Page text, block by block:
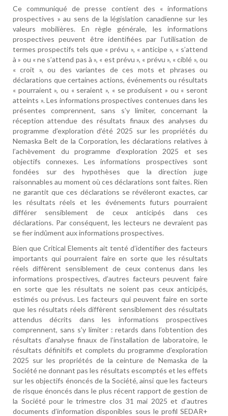
Ce communiqué de presse contient des « informations
prospectives » au sens de la législation canadienne sur les
valeurs mobilières. En règle générale, les informations
prospectives peuvent être identifiées par l’utilisation de
termes prospectifs tels que « prévu », « anticipe », « s’attend
à » ou « ne s’attend pas à », « est prévu », « prévu », « ciblé », ou
« croit », ou des variantes de ces mots et phrases ou
déclarations que certaines actions, événements ou résultats
« pourraient », ou « seraient », « se produisent » ou « seront
atteints ». Les informations prospectives contenues dans les
présentes comprennent, sans s’y limiter, concernant la
réception attendue des résultats finaux des analyses du
programme d’exploration d’été 2025 sur les propriétés du
Nemaska Belt de la Corporation, les déclarations relatives à
l’achèvement du programme d’exploration 2025 et ses
objectifs connexes. Les informations prospectives sont
fondées sur des hypothèses que la direction juge
raisonnables au moment où ces déclarations sont faites. Rien
ne garantit que ces déclarations se révéleront exactes, car
les résultats réels et les événements futurs pourraient
différer sensiblement de ceux anticipés dans ces
déclarations. Par conséquent, les lecteurs ne devraient pas
se fier indûment aux informations prospectives.
Bien que Critical Elements ait tenté d’identifier des facteurs
importants qui pourraient faire en sorte que les résultats
réels diffèrent sensiblement de ceux contenus dans les
informations prospectives, d’autres facteurs peuvent faire
en sorte que les résultats ne soient pas ceux anticipés,
estimés ou prévus. Les facteurs qui peuvent faire en sorte
que les résultats réels diffèrent sensiblement des résultats
attendus décrits dans les informations prospectives
comprennent, sans s’y limiter : retards dans l’obtention des
résultats d’analyse finaux de l’installation de laboratoire, le
résultats définitifs et complets du programme d’exploration
2025 sur les propriétés de la ceinture de Nemaska de la
Société ne donnant pas les résultats escomptés et les effets
sur les objectifs énoncés de la Société, ainsi que les facteurs
de risque énoncés dans le plus récent rapport de gestion de
la Société pour le trimestre clos 31 mai 2025 et d’autres
documents d’information disponibles sous le profil SEDAR+